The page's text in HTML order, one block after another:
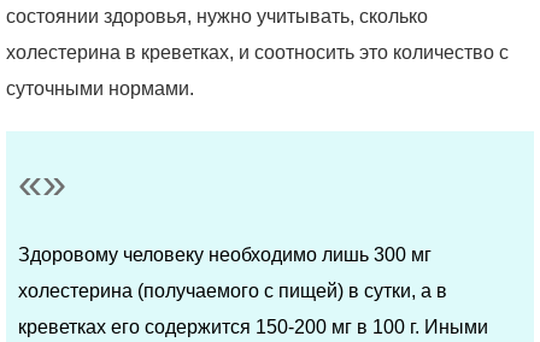
состоянии здоровья, нужно учитывать, сколько
холестерина в креветках, и соотносить это количество с
суточными нормами.
Здоровому человеку необходимо лишь 300 мг
холестерина (получаемого с пищей) в сутки, а в
креветках его содержится 150-200 мг в 100 г. Иными